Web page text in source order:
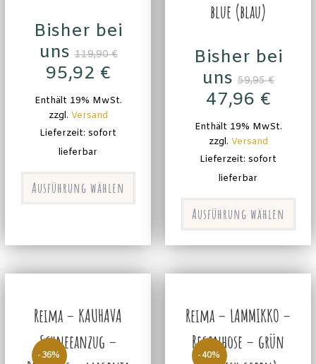
Bisher bei
uns 119,90€
95,92 €
Enthält 19% MwSt.
zzgl. Versand
Lieferzeit: sofort
lieferbar
Ausführung wählen
blue (blau)
Bisher bei
uns 59,95€
47,96 €
Enthält 19% MwSt.
zzgl. Versand
Lieferzeit: sofort
lieferbar
Ausführung wählen
-36%
Reima – KAUHAVA
Schneeanzug –
-40%
Reima – LAMMIKKO –
Regenhose – grün